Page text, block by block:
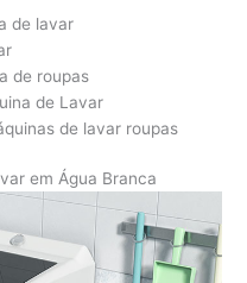
de lavar
de roupas
de Lavar
de lavar roupas
em Água Branca